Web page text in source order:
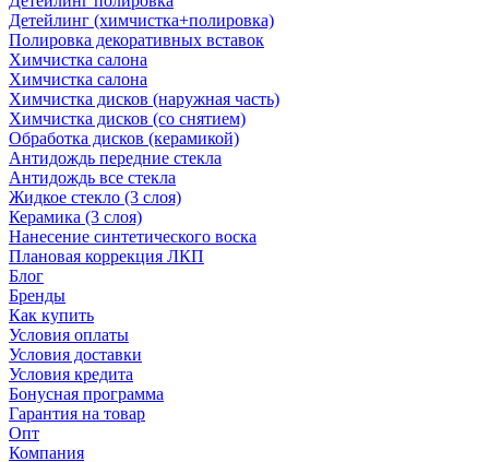
Детейлинг (химчистка+полировка)
Полировка декоративных вставок
Химчистка салона
Химчистка салона
Химчистка дисков (наружная часть)
Химчистка дисков (со снятием)
Обработка дисков (керамикой)
Антидождь передние стекла
Антидождь все стекла
Жидкое стекло (3 слоя)
Керамика (3 слоя)
Нанесение синтетического воска
Плановая коррекция ЛКП
Блог
Бренды
Как купить
Условия оплаты
Условия доставки
Условия кредита
Бонусная программа
Гарантия на товар
Опт
Компания